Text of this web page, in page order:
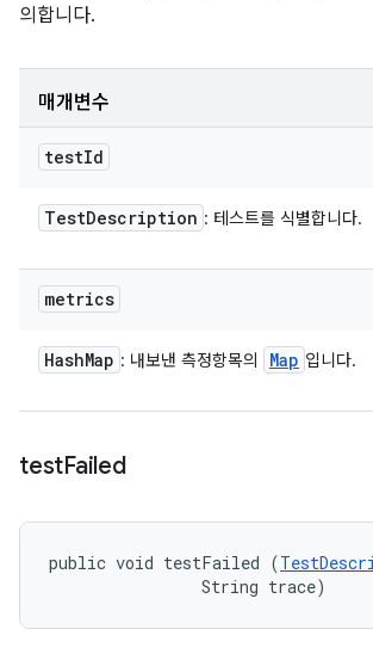
의합니다.
매개변수
testId
TestDescription : 테스트를 식별합니다.
metrics
HashMap : 내보낸 측정항목의 Map 입니다.
testFailed
public void testFailed (
                String trace)